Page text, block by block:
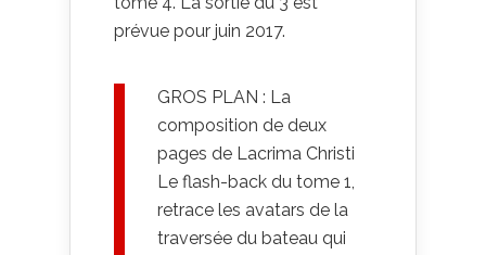
prévue pour juin 2017.
GROS PLAN : La
composition de deux
pages de Lacrima Christi
Le flash-back du tome 1,
retrace les avatars de la
traversée du bateau qui